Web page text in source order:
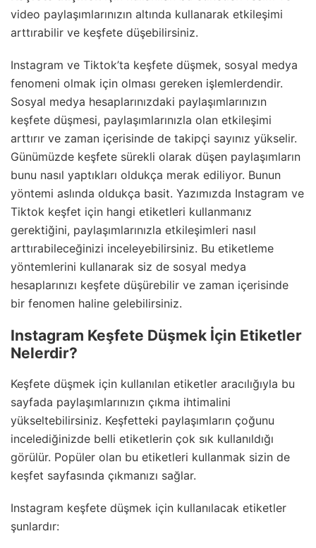
video paylaşımlarınızın altında kullanarak etkileşimi
arttırabilir ve keşfete düşebilirsiniz.
Instagram ve Tiktok’ta keşfete düşmek, sosyal medya
fenomeni olmak için olması gereken işlemlerdendir.
Sosyal medya hesaplarınızdaki paylaşımlarınızın
keşfete düşmesi, paylaşımlarınızla olan etkileşimi
arttırır ve zaman içerisinde de takipçi sayınız yükselir.
Günümüzde keşfete sürekli olarak düşen paylaşımların
bunu nasıl yaptıkları oldukça merak ediliyor. Bunun
yöntemi aslında oldukça basit. Yazımızda Instagram ve
Tiktok keşfet için hangi etiketleri kullanmanız
gerektiğini, paylaşımlarınızla etkileşimleri nasıl
arttırabileceğinizi inceleyebilirsiniz. Bu etiketleme
yöntemlerini kullanarak siz de sosyal medya
hesaplarınızı keşfete düşürebilir ve zaman içerisinde
bir fenomen haline gelebilirsiniz.
Instagram Keşfete Düşmek İçin Etiketler
Nelerdir?
Keşfete düşmek için kullanılan etiketler aracılığıyla bu
sayfada paylaşımlarınızın çıkma ihtimalini
yükseltebilirsiniz. Keşfetteki paylaşımların çoğunu
incelediğinizde belli etiketlerin çok sık kullanıldığı
görülür. Popüler olan bu etiketleri kullanmak sizin de
keşfet sayfasında çıkmanızı sağlar.
Instagram keşfete düşmek için kullanılacak etiketler
şunlardır: